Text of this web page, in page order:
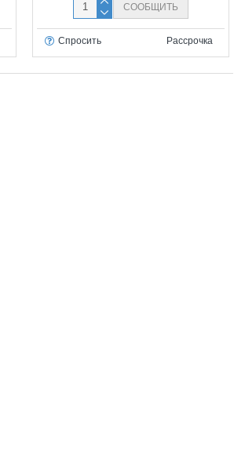
СООБЩИТЬ
Спросить Рассрочка